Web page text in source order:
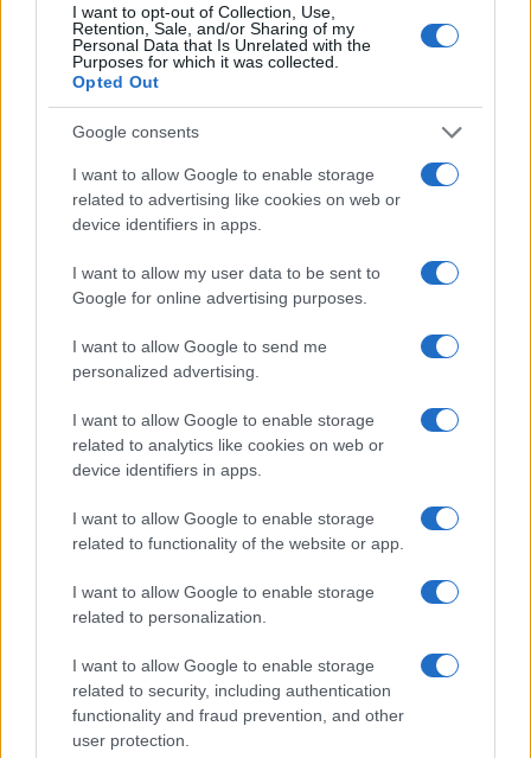
I want to opt-out of Collection, Use,
Retention, Sale, and/or Sharing of my
Personal Data that Is Unrelated with the
Purposes for which it was collected.
Opted Out
Google consents
I want to allow Google to enable storage
related to advertising like cookies on web or
device identifiers in apps.
I want to allow my user data to be sent to
Google for online advertising purposes.
I want to allow Google to send me
personalized advertising.
I want to allow Google to enable storage
related to analytics like cookies on web or
device identifiers in apps.
I want to allow Google to enable storage
related to functionality of the website or app.
I want to allow Google to enable storage
related to personalization.
I want to allow Google to enable storage
related to security, including authentication
functionality and fraud prevention, and other
user protection.
Condividi l'articolo
F
a
ce
b
o
o
k
T
w
it
te
r
n
te
re
st
at
s
A
p
p
a
re
Articolo precedente
Prossimo articolo
NOTIZIE RECENTI
Meteo Olbia 9 agosto, temperature in calo
Salmo finisce in ospedale a Catania, ma il tour
va avanti: “Sicilia, ci sono”
Jovanotti, Gabry Ponte e Alfa: Olbia ombelico del
mondo per una notte
Giorgia Meloni a La Maddalena, la vicesindaco:
“Orgoglio e discrezione per visita privata̶…
Incendio nella notte a Olbia, a fuoco due furgoni